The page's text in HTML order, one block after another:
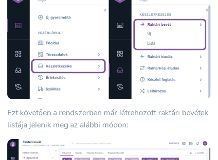
Ezt követően a rendszerben már létrehozott raktári bevétek
listája jelenik meg az alábbi módon: